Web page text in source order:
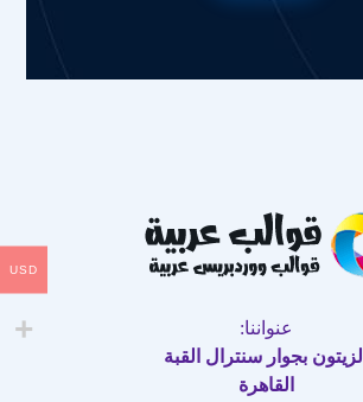
عنواننا:
الزيتون بجوار سنترال القبة
القاهرة
USD